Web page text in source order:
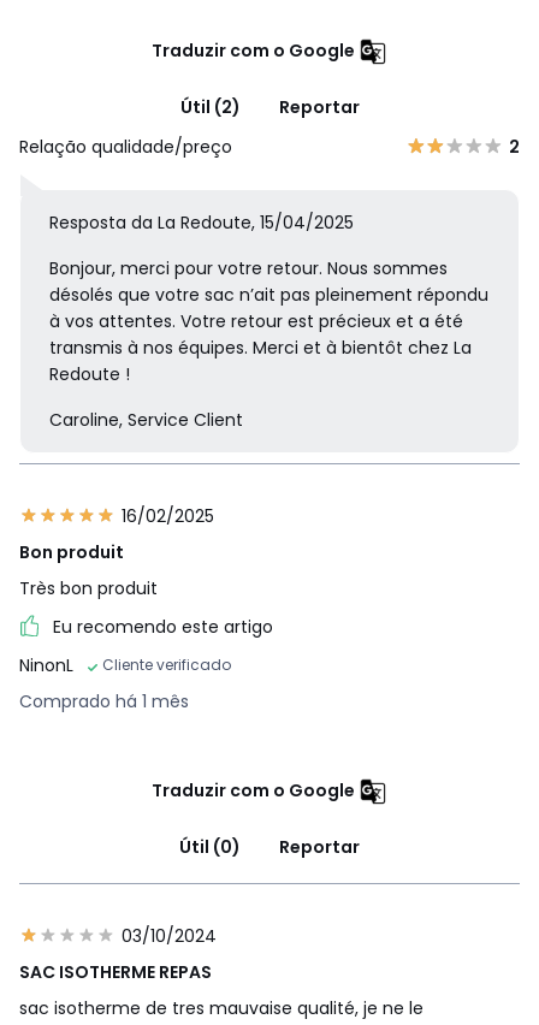
Traduzir com o Google
Útil (2)
Reportar
Relação qualidade/preço
2
Resposta da La Redoute, 15/04/2025
Bonjour, merci pour votre retour. Nous sommes
désolés que votre sac n’ait pas pleinement répondu
à vos attentes. Votre retour est précieux et a été
transmis à nos équipes. Merci et à bientôt chez La
Redoute !
Caroline, Service Client
16/02/2025
Bon produit
Très bon produit
Eu recomendo este artigo
NinonL
Cliente verificado
Comprado há 1 mês
Traduzir com o Google
Útil (0) Reportar
03/10/2024
SAC ISOTHERME REPAS
sac isotherme de tres mauvaise qualité, je ne le